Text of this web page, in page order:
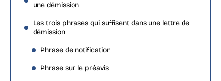
une démission
Les trois phrases qui suffisent dans une lettre de
démission
Phrase de notification
Phrase sur le préavis